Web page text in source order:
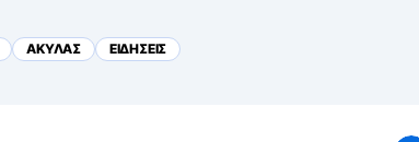
ΑΚΥΛΑΣ ΕΙΔΗΣΕΙΣ